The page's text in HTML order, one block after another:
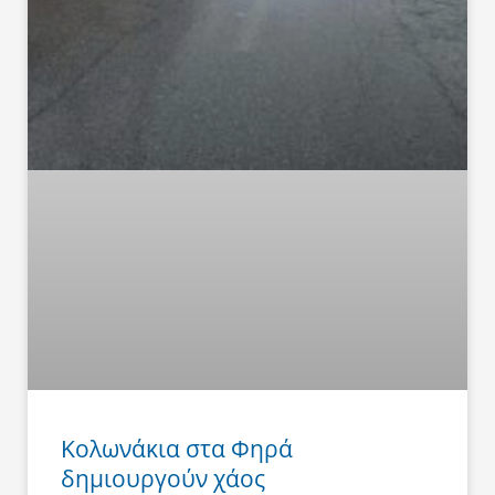
Κολωνάκια στα Φηρά
δημιουργούν χάος